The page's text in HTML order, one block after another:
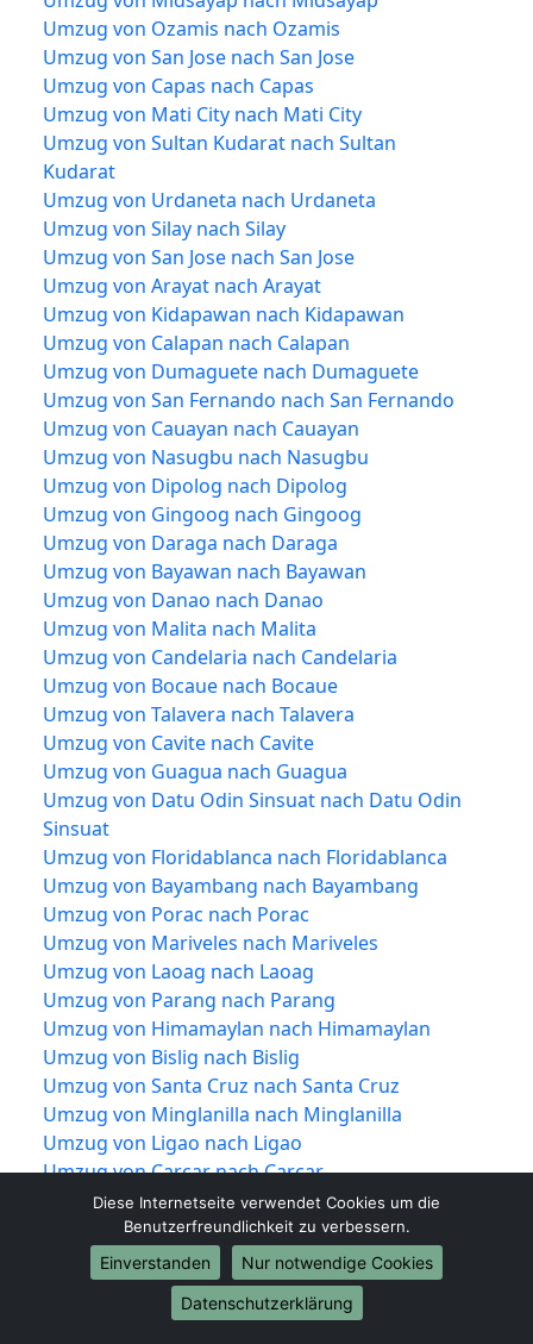
Umzug von Ozamis nach Ozamis
Umzug von San Jose nach San Jose
Umzug von Capas nach Capas
Umzug von Mati City nach Mati City
Umzug von Sultan Kudarat nach Sultan
Kudarat
Umzug von Urdaneta nach Urdaneta
Umzug von Silay nach Silay
Umzug von San Jose nach San Jose
Umzug von Arayat nach Arayat
Umzug von Kidapawan nach Kidapawan
Umzug von Calapan nach Calapan
Umzug von Dumaguete nach Dumaguete
Umzug von San Fernando nach San Fernando
Umzug von Cauayan nach Cauayan
Umzug von Nasugbu nach Nasugbu
Umzug von Dipolog nach Dipolog
Umzug von Gingoog nach Gingoog
Umzug von Daraga nach Daraga
Umzug von Bayawan nach Bayawan
Umzug von Danao nach Danao
Umzug von Malita nach Malita
Umzug von Candelaria nach Candelaria
Umzug von Bocaue nach Bocaue
Umzug von Talavera nach Talavera
Umzug von Cavite nach Cavite
Umzug von Guagua nach Guagua
Umzug von Datu Odin Sinsuat nach Datu Odin
Sinsuat
Umzug von Floridablanca nach Floridablanca
Umzug von Bayambang nach Bayambang
Umzug von Porac nach Porac
Umzug von Mariveles nach Mariveles
Umzug von Laoag nach Laoag
Umzug von Parang nach Parang
Umzug von Himamaylan nach Himamaylan
Umzug von Bislig nach Bislig
Umzug von Santa Cruz nach Santa Cruz
Umzug von Minglanilla nach Minglanilla
Umzug von Ligao nach Ligao
Umzug von Carcar nach Carcar
Umzug von Trece Martires nach Trece Martires
Umzug von La Trinidad nach La Trinidad
Umzug von Tabuk nach Tabuk
Umzug von Lingayen nach Lingayen
Umzug von Mangaldan nach Mangaldan
Diese Internetseite verwendet Cookies um die
Benutzerfreundlichkeit zu verbessern.
Einverstanden
Nur notwendige Cookies
Datenschutzerklärung